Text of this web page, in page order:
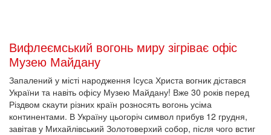
континентами. В Україну цьогоріч символ прибув 12 грудня,
завітав у Михайлівський Золотоверхий собор, після чого встиг
розійтися майже по сотні місць, серед яких – меморіал на алеї
Героїв Небесної Сотні. Сьогодні хлопці з пластового гуртка
“Атланти” подарували вогонь і нашому офісу.
2022-01-04 16:46